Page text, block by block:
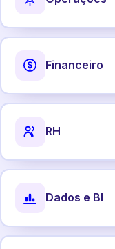
Financeiro
RH
Dados e BI